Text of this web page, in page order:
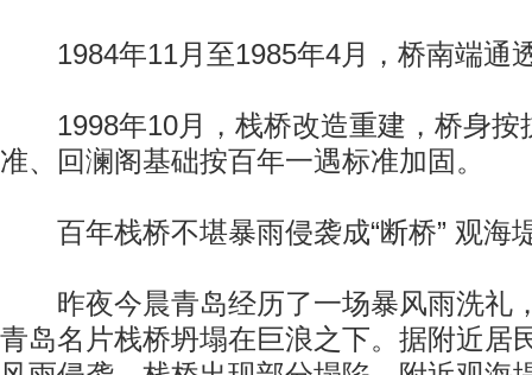
1984年11月至1985年4月，桥南端通
1998年10月，栈桥改造重建，桥身按
准、回澜阁基础按百年一遇标准加固。
百年栈桥不堪暴雨侵袭成“断桥” 观海
昨夜今晨青岛经历了一场暴风雨洗礼
青岛名片栈桥坍塌在巨浪之下。据附近居